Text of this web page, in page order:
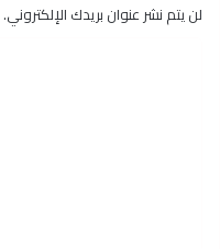
لن يتم نشر عنوان بريدك الإلكتروني.